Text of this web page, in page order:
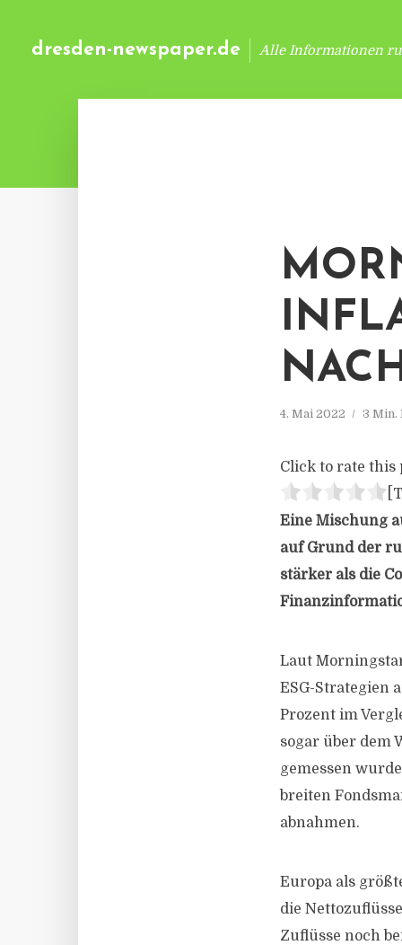
dresden-newspaper.de Alle Informationen
4. Mai 2022 3 Min.
Click to rate this
Eine Mischung
auf Grund der
stärker als die
Laut
ESG-Strategien
Prozent im
sogar über dem
gemessen
breiten
abnahmen.
Europa als
die
Zuflüsse noch